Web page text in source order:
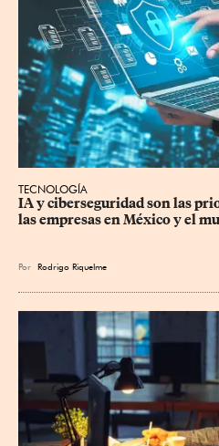
TECNOLOGÍA
IA y ciberseguridad son las
las empresas en México y el
Por Rodrigo Riquelme